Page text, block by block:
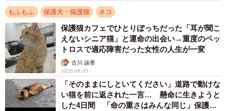
「なぜか迷いはありませんでした。『引き取りたい』とい
う気持ちが自然と湧き、『いいよ！ うちの子にしよう』と
伝えました。すぐに同級生へ連絡し、お迎えしたのが、生
後推定2カ月のちいでした」
もふもふ 保護犬・保護猫 ネコ
保護猫カフェでひとりぼっちだった「耳が聞こ
えないシニア猫」と運命の出会い→重度のペッ
トロスで適応障害だった女性の人生が一変
古川 諭香
2026.08.05
「そのままにしといてください」道路で動けな
い猫を前に返された一言… 懸命に生きようと
した4日間 「命の重さはみんな同じ」保護団